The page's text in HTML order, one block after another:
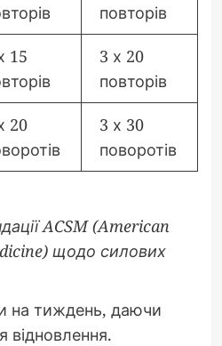
повторів
15
3 х 20
повторів
20
3 х 30
поворотів
ACSM (American
щодо силових
на тиждень, даючи
відновлення.